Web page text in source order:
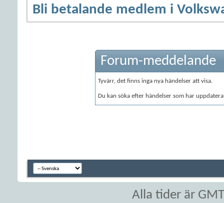
Bli betalande medlem i
Forum-meddelande
Tyvärr, det finns inga nya händelser att visa.
Du kan söka efter händelser som har
Alla tider är